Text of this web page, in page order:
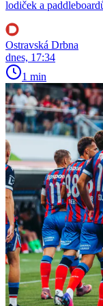
lodiček a
Ostravská Drbna
dnes, 17:34
1 min